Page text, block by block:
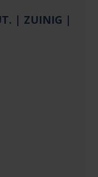
| ZUINIG |